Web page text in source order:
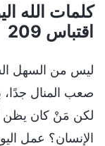
كلمات الله
اقتباس 209
ليس من السهل
صعب المنال
لكن مَنْ كان يظن
الإنسان؟ عمل